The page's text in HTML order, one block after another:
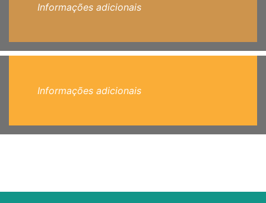
Informações adicionais
Informações adicionais